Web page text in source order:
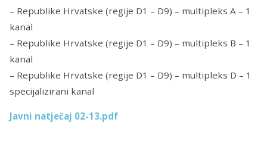
– Republike Hrvatske (regije D1 – D9) – multipleks A – 1
kanal
– Republike Hrvatske (regije D1 – D9) – multipleks B – 1
kanal
– Republike Hrvatske (regije D1 – D9) – multipleks D – 1
specijalizirani kanal
Javni natječaj 02-13.pdf